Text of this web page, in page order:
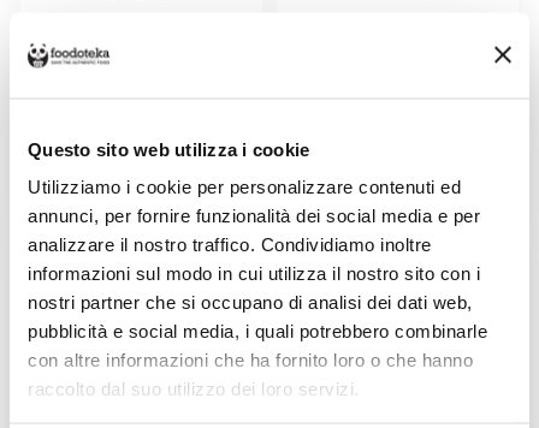
Questo sito web utilizza i cookie
Utilizziamo i cookie per personalizzare contenuti ed
annunci, per fornire funzionalità dei social media e per
analizzare il nostro traffico. Condividiamo inoltre
informazioni sul modo in cui utilizza il nostro sito con i
nostri partner che si occupano di analisi dei dati web,
pubblicità e social media, i quali potrebbero combinarle
con altre informazioni che ha fornito loro o che hanno
raccolto dal suo utilizzo dei loro servizi.
RISICOLA BENI DI BUSONENGO
1KG
Prodotto da: Beni di Busonengo
4,50 € 4,50 €